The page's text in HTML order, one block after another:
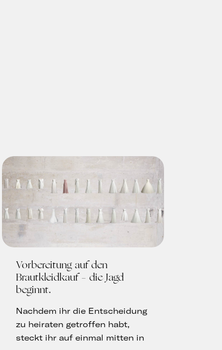
Vorbereitung auf den
Brautkleidkauf – die Jagd
beginnt
Nachdem ihr die Entscheidung
zu heiraten getroffen habt,
steckt ihr auf einmal mitten in